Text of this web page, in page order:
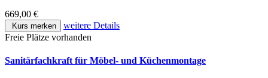
669,00 €
Kurs merken
weitere Details
Freie Plätze vorhanden
Sanitärfachkraft für Möbel- und Küchenmontage